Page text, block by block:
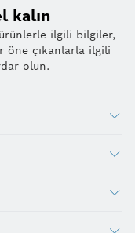
kalın
ilgili bilgiler,
öne çıkanlarla ilgili
olun.